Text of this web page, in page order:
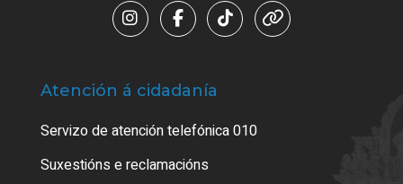
Atención á cidadanía
Servizo de atención telefónica 010
Suxestións e reclamacións